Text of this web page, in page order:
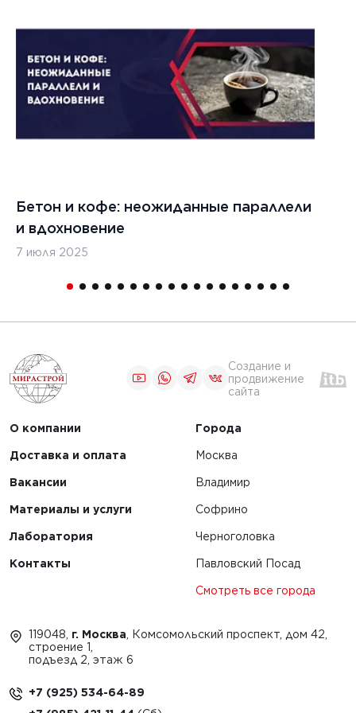
безопасности
материалов
Бетон и кофе: неожиданные параллели
и вдохновение
7 июля 2025
Создание и
продвижение
сайта
О компании
Доставка и оплата
Вакансии
Материалы и услуги
Лаборатория
Контакты
Города
Москва
Владимир
Софрино
Черноголовка
Павловский Посад
Смотреть все города
119048, г. Москва , Комсомольский проспект, дом 42,
строение 1,
подъезд 2, этаж 6
+7 (925) 534-64-89